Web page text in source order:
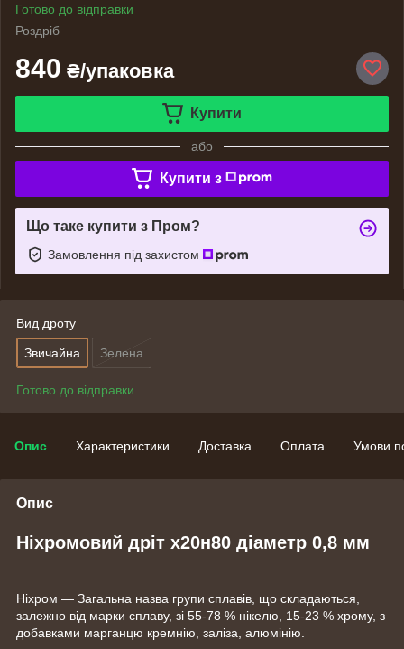
Готово до відправки
Роздріб
840 ₴/упаковка
Купити
або
Купити з
Що таке купити з Пром?
Замовлення під захистом
Вид дроту
Звичайна Зелена
Готово до відправки
Опис Характеристики Доставка Оплата Умови
Опис
Ніхромовий дріт х20н80 діаметр 0,8 мм
Ніхром — Загальна назва групи сплавів, що складаються,
залежно від марки сплаву, зі 55-78 % нікелю, 15-23 % хрому, з
добавками марганцю кремнію, заліза, алюмінію.